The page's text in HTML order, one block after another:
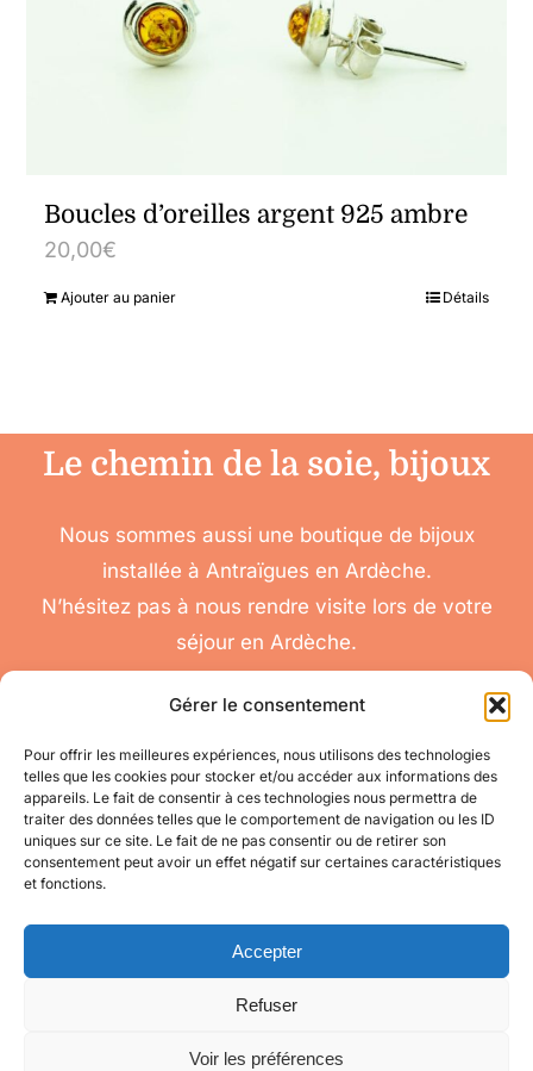
Gérer le consentement
Pour offrir les meilleures expériences, nous utilisons des technologies
telles que les cookies pour stocker et/ou accéder aux informations des
appareils. Le fait de consentir à ces technologies nous permettra de
traiter des données telles que le comportement de navigation ou les ID
uniques sur ce site. Le fait de ne pas consentir ou de retirer son
consentement peut avoir un effet négatif sur certaines caractéristiques
et fonctions.
Accepter
Refuser
Voir les préférences
Boucles d’oreilles argent 925 ambre
20,00€
Ajouter au panier Détails
Le chemin de la soie, bijoux
Nous sommes aussi une boutique de bijoux
installée à Antraïgues en Ardèche.
N’hésitez pas à nous rendre visite lors de votre
séjour en Ardèche.
nous
contacter
pour toute question
Toggle
Navigation
Accéder à mon compte
Conditions
Générales de Vente